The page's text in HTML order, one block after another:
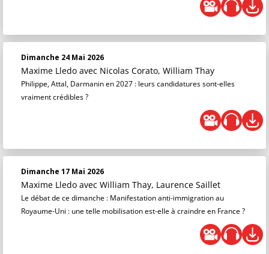
Dimanche 24 Mai 2026
Maxime Lledo avec Nicolas Corato, William Thay
Philippe, Attal, Darmanin en 2027 : leurs candidatures sont-elles
vraiment crédibles ?
Dimanche 17 Mai 2026
Maxime Lledo avec William Thay, Laurence Saillet
Le débat de ce dimanche : Manifestation anti-immigration au
Royaume-Uni : une telle mobilisation est-elle à craindre en France ?